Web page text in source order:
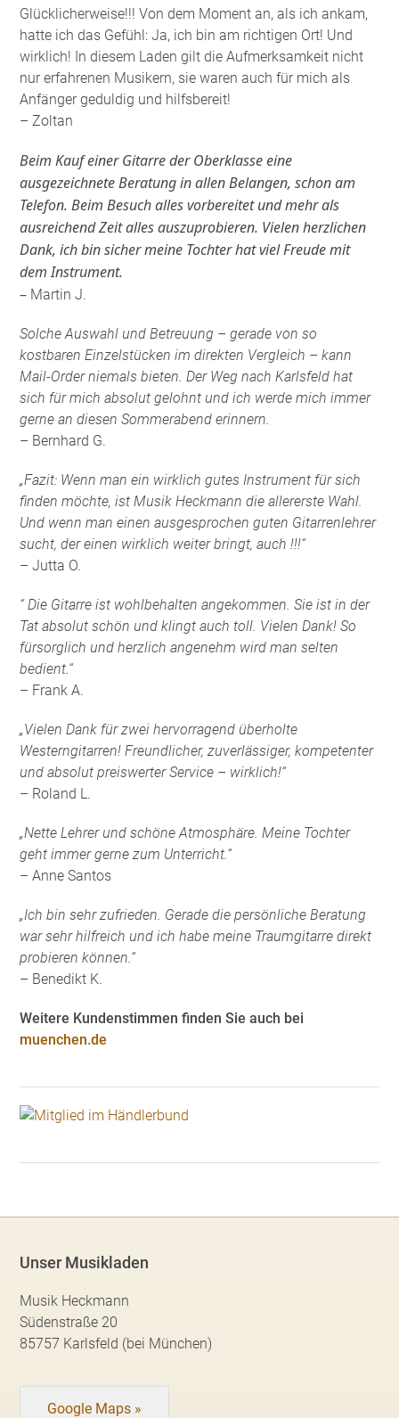
Glücklicherweise!!! Von dem Moment an, als ich ankam,
hatte ich das Gefühl: Ja, ich bin am richtigen Ort! Und
wirklich! In diesem Laden gilt die Aufmerksamkeit nicht
nur erfahrenen Musikern, sie waren auch für mich als
Anfänger geduldig und hilfsbereit!
– Zoltan
Beim Kauf einer Gitarre der Oberklasse eine
ausgezeichnete Beratung in allen Belangen, schon am
Telefon. Beim Besuch alles vorbereitet und mehr als
ausreichend Zeit alles auszuprobieren. Vielen herzlichen
Dank, ich bin sicher meine Tochter hat viel Freude mit
dem Instrument.
– Martin J.
Solche Auswahl und Betreuung – gerade von so
kostbaren Einzelstücken im direkten Vergleich – kann
Mail-Order niemals bieten. Der Weg nach Karlsfeld hat
sich für mich absolut gelohnt und ich werde mich immer
gerne an diesen Sommerabend erinnern.
– Bernhard G.
„Fazit: Wenn man ein wirklich gutes Instrument für sich
finden möchte, ist Musik Heckmann die allererste Wahl.
Und wenn man einen ausgesprochen guten Gitarrenlehrer
sucht, der einen wirklich weiter bringt, auch !!!“
– Jutta O.
“ Die Gitarre ist wohlbehalten angekommen. Sie ist in der
Tat absolut schön und klingt auch toll. Vielen Dank! So
fürsorglich und herzlich angenehm wird man selten
bedient.“
– Frank A.
„Vielen Dank für zwei hervorragend überholte
Westerngitarren! Freundlicher, zuverlässiger, kompetenter
und absolut preiswerter Service – wirklich!“
– Roland L.
„Nette Lehrer und schöne Atmosphäre. Meine Tochter
geht immer gerne zum Unterricht.“
– Anne Santos
„Ich bin sehr zufrieden. Gerade die persönliche Beratung
war sehr hilfreich und ich habe meine Traumgitarre direkt
probieren können.“
– Benedikt K.
Weitere Kundenstimmen finden Sie auch bei
muenchen.de
Unser Musikladen
Musik Heckmann
Südenstraße 20
85757 Karlsfeld (bei München)
Google Maps »